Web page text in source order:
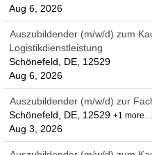
Aug 6, 2026
Auszubildender (m/w/d) zum
Logistikdienstleistung
Schönefeld, DE, 12529
Aug 6, 2026
Auszubildender (m/w/d) zur
Schönefeld, DE, 12529 +1 more…
Aug 3, 2026